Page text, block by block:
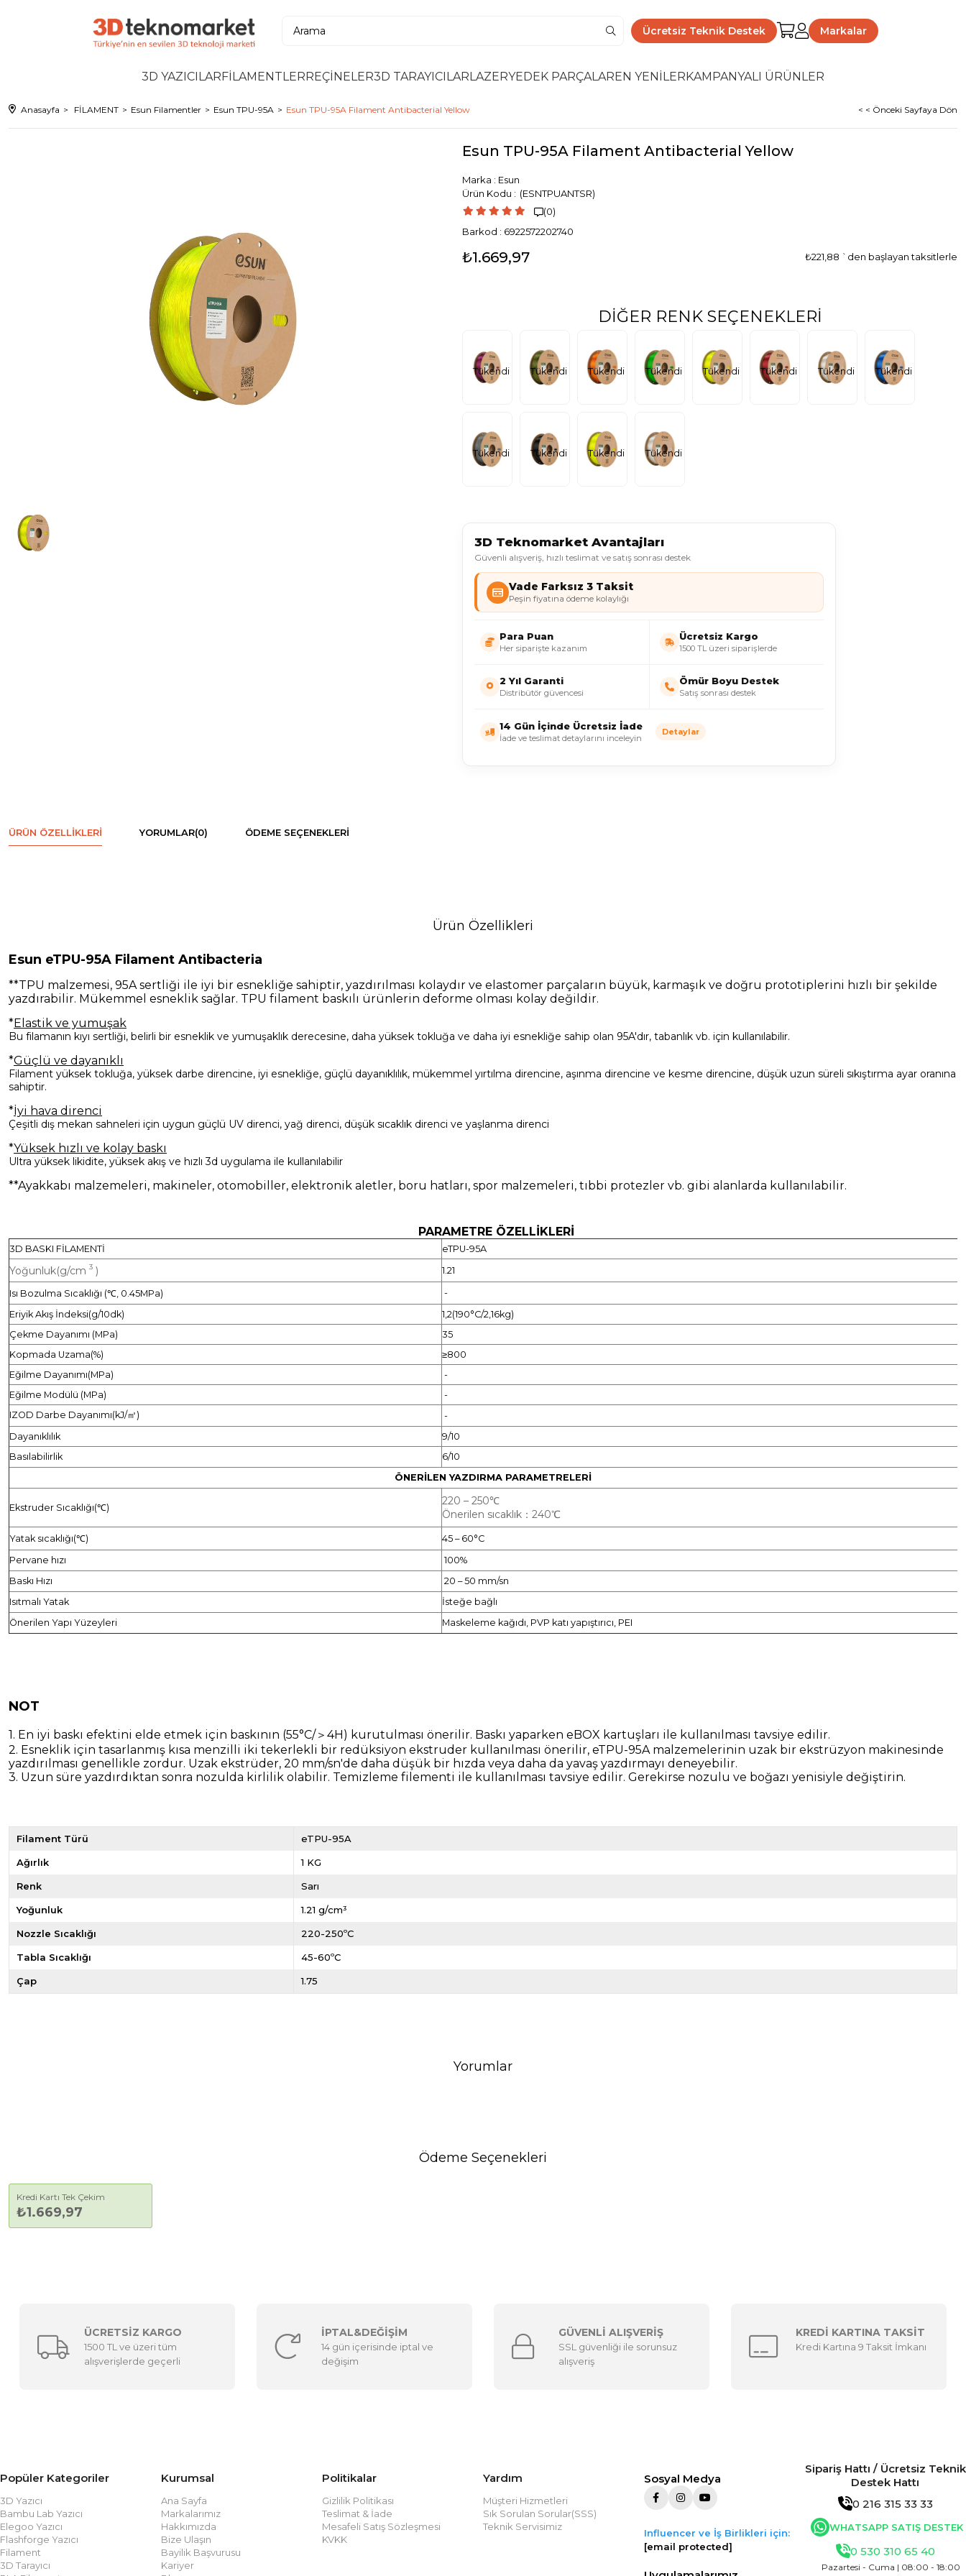
Ücretsiz Teknik Destek Markalar
3D YAZICILARFİLAMENTLERREÇİNELER3D TARAYICILARLAZERYEDEK PARÇALAREN YENİLERKAMPANYALI ÜRÜNLER
Anasayfa FİLAMENT Esun Filamentler Esun TPU-95A Esun TPU-95A Filament Antibacterial Yellow < < Önceki Sayfaya Dön
Esun TPU-95A Filament Antibacterial Yellow
Marka : Esun
(ESNTPUANTSR)
(0)
Barkod : 6922572202740
₺1.669,97 ₺221,88 `den başlayan taksitlerle
DIĞER RENK SEÇENEKLERI
Tükendi Tükendi Tükendi Tükendi Tükendi Tükendi Tükendi Tükendi
Tükendi Tükendi Tükendi Tükendi
3D Teknomarket Avantajları
Güvenli alışveriş, hızlı teslimat ve satış sonrası destek
Vade Farksız 3 Taksit
Peşin fiyatına ödeme kolaylığı
Para Puan
Her siparişte kazanım
Ücretsiz Kargo
1500 TL üzeri siparişlerde
2 Yıl Garanti
Distribütör güvencesi
Ömür Boyu Destek
Satış sonrası destek
14 Gün İçinde Ücretsiz İade
İade ve teslimat detaylarını inceleyin
Detaylar
ÜRÜN ÖZELLIKLERI YORUMLAR(0) ÖDEME SEÇENEKLERI
Ürün Özellikleri
Esun eTPU-95A Filament Antibacteria
**TPU malzemesi, 95A sertliği ile iyi bir esnekliğe sahiptir, yazdırılması kolaydır ve elastomer parçaların büyük, karmaşık ve doğru prototiplerini hızlı bir şekilde
yazdırabilir. Mükemmel esneklik sağlar. TPU filament baskılı ürünlerin deforme olması kolay değildir.
*Elastik ve yumuşak
Bu filamanın kıyı sertliği, belirli bir esneklik ve yumuşaklık derecesine, daha yüksek tokluğa ve daha iyi esnekliğe sahip olan 95A'dır, tabanlık vb. için kullanılabilir.
*Güçlü ve dayanıklı
Filament yüksek tokluğa, yüksek darbe direncine, iyi esnekliğe, güçlü dayanıklılık, mükemmel yırtılma direncine, aşınma direncine ve kesme direncine, düşük uzun süreli sıkıştırma ayar oranına
sahiptir.
*İyi hava direnci
Çeşitli dış mekan sahneleri için uygun güçlü UV direnci, yağ direnci, düşük sıcaklık direnci ve yaşlanma direnci
*Yüksek hızlı ve kolay baskı
Ultra yüksek likidite, yüksek akış ve hızlı 3d uygulama ile kullanılabilir
**Ayakkabı malzemeleri, makineler, otomobiller, elektronik aletler, boru hatları, spor malzemeleri, tıbbi protezler vb. gibi alanlarda kullanılabilir.
PARAMETRE ÖZELLİKLERİ
3D BASKI FİLAMENTİ eTPU-95A
Yoğunluk(g/cm 3 ) 1.21
Isı Bozulma Sıcaklığı (℃, 0.45MPa)
-
Eriyik Akış İndeksi(g/10dk)
1,2(190°C/2,16kg)
Çekme Dayanımı (MPa)
35
Kopmada Uzama(%)
≥800
Eğilme Dayanımı(MPa)
-
Eğilme Modülü (MPa)
-
IZOD Darbe Dayanımı(kJ/㎡)
-
Dayanıklılık
9/10
Basılabilirlik
6/10
ÖNERİLEN YAZDIRMA PARAMETRELERİ
Ekstruder Sıcaklığı(℃)
220 – 250℃
Önerilen sıcaklık：240℃
Yatak sıcaklığı(℃)
45 – 60°C
Pervane hızı
100%
Baskı Hızı
20 – 50 mm/sn
Isıtmalı Yatak
İsteğe bağlı
Önerilen Yapı Yüzeyleri
Maskeleme kağıdı, PVP katı yapıştırıcı, PEI
NOT
1. En iyi baskı efektini elde etmek için baskının (55°C/＞4H) kurutulması önerilir. Baskı yaparken eBOX kartuşları ile kullanılması tavsiye edilir.
2. Esneklik için tasarlanmış kısa menzilli iki tekerlekli bir redüksiyon ekstruder kullanılması önerilir, eTPU-95A malzemelerinin uzak bir ekstrüzyon makinesinde
yazdırılması genellikle zordur. Uzak ekstrüder, 20 mm/sn'de daha düşük bir hızda veya daha da yavaş yazdırmayı deneyebilir.
3. Uzun süre yazdırdıktan sonra nozulda kirlilik olabilir. Temizleme filementi ile kullanılması tavsiye edilir. Gerekirse nozulu ve boğazı yenisiyle değiştirin.
Filament Türü eTPU-95A
Ağırlık 1 KG
Renk Sarı
Yoğunluk 1.21 g/cm³
Nozzle Sıcaklığı 220-250ºC
Tabla Sıcaklığı 45-60ºC
Çap 1.75
Yorumlar
Ödeme Seçenekleri
Kredi Kartı Tek Çekim
₺1.669,97
ÜCRETSİZ KARGO
1500 TL ve üzeri tüm
alışverişlerde geçerli
İPTAL&DEĞİŞİM
14 gün içerisinde iptal ve
değişim
GÜVENLİ ALIŞVERİŞ
SSL güvenliği ile sorunsuz
alışveriş
KREDİ KARTINA TAKSİT
Kredi Kartına 9 Taksit İmkanı
Popüler Kategoriler
3D Yazıcı
Bambu Lab Yazıcı
Elegoo Yazıcı
Flashforge Yazıcı
Filament
3D Tarayıcı
Kurumsal
Ana Sayfa
Markalarımız
Hakkımızda
Bize Ulaşın
Bayilik Başvurusu
Kariyer
Politikalar
Gizlilik Politikası
Teslimat & İade
Mesafeli Satış Sözleşmesi
KVKK
Yardım
Müşteri Hizmetleri
Sık Sorulan Sorular(SSS)
Teknik Servisimiz
Sosyal Medya
Influencer ve İş Birlikleri için:
[email protected]
Sipariş Hattı / Ücretsiz Teknik
Destek Hattı
0 216 315 33 33
WHATSAPP SATIŞ DESTEK
0 530 310 65 40
Pazartesi - Cuma | 08:00 - 18:00